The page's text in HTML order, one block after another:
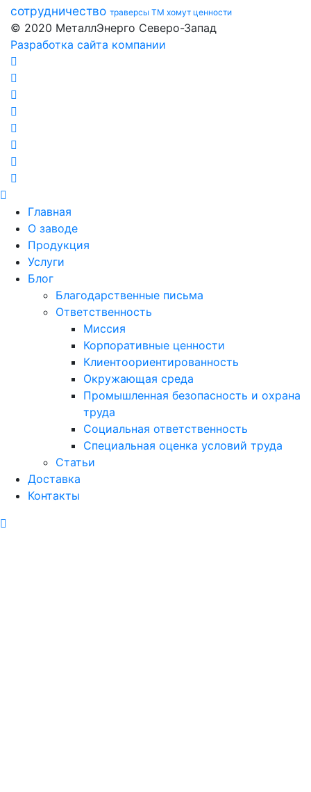
сотрудничество траверсы ТМ хомут ценности
© 2020 МеталлЭнерго Северо-Запад
Разработка сайта компании
Главная
О заводе
Продукция
Услуги
Блог
Благодарственные письма
Ответственность
Миссия
Корпоративные ценности
Клиентоориентированность
Окружающая среда
Промышленная безопасность и охрана
труда
Социальная ответственность
Специальная оценка условий труда
Статьи
Доставка
Контакты